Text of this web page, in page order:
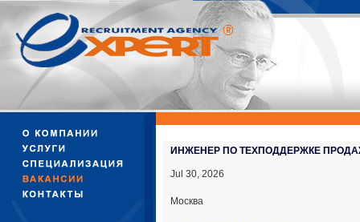
ИНЖЕНЕР ПО ТЕХПОДДЕРЖКЕ
Jul 30, 2026
Москва